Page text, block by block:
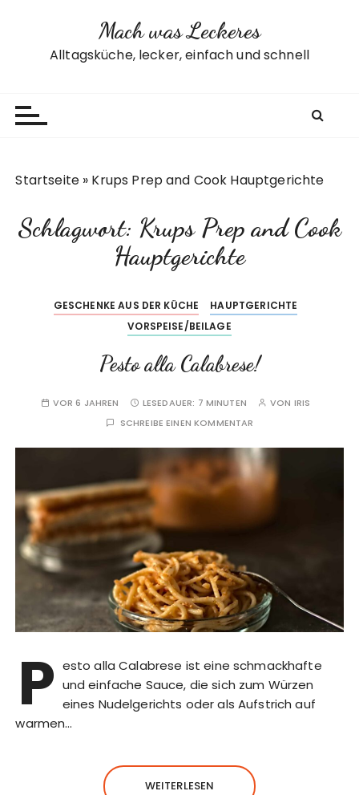
Mach was Leckeres
Alltagsküche, lecker, einfach und schnell
Startseite » Krups Prep and Cook Hauptgerichte
Schlagwort: Krups Prep and Cook
Hauptgerichte
GESCHENKE AUS DER KÜCHE
HAUPTGERICHTE
VORSPEISE/BEILAGE
Pesto alla Calabrese!
VOR 6 JAHREN LESEDAUER: 7 MINUTEN VON IRIS
SCHREIBE EINEN KOMMENTAR
P esto alla Calabrese ist eine schmackhafte
und einfache Sauce, die sich zum Würzen
eines Nudelgerichts oder als Aufstrich auf
warmen…
WEITERLESEN